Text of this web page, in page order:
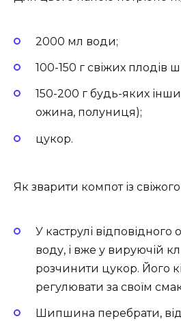
2000 мл води;
100-150 г свіжих плодів
150-200 г будь-яких
ожина, полуниця);
цукор.
Як зварити компот із
У каструлі відповідного
воду, і вже у вируючій
розчинити цукор. Його
регулювати за своїм
Шипшина перебрати,